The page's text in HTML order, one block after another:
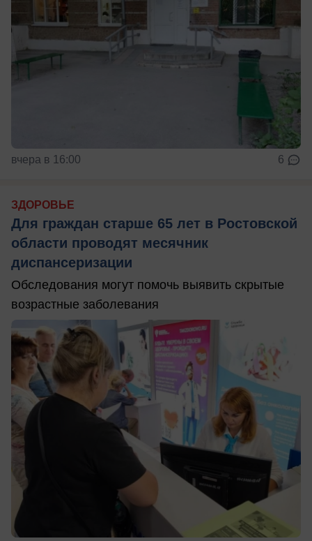
вчера в 16:00 6
ЗДОРОВЬЕ
Для граждан старше 65 лет в Ростовской
области проводят месячник
диспансеризации
Обследования могут помочь выявить скрытые
возрастные заболевания